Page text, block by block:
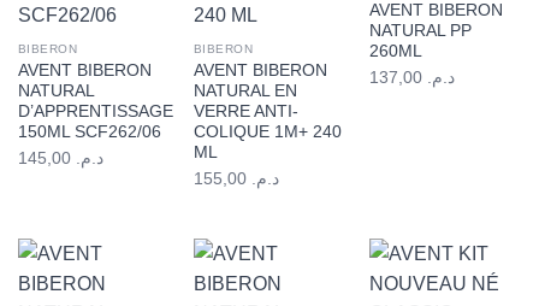
BIBERON
AVENT BIBERON
NATURAL
D’APPRENTISSAGE
150ML SCF262/06
د.م. 145,00
BIBERON
AVENT BIBERON
NATURAL EN
VERRE ANTI-
COLIQUE 1M+ 240
ML
د.م. 155,00
AVENT BIBERON
NATURAL PP
260ML
د.م. 137,00